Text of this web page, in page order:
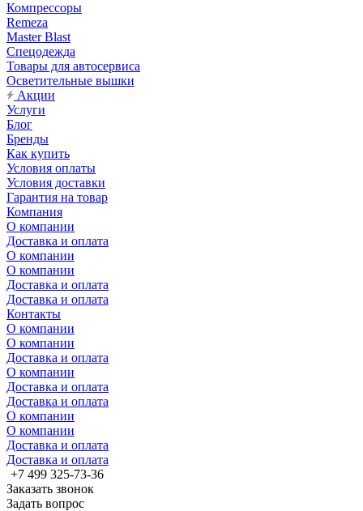
Компрессоры
Remeza
Master Blast
Спецодежда
Товары для автосервиса
Осветительные вышки
Акции
Услуги
Блог
Бренды
Как купить
Условия оплаты
Условия доставки
Гарантия на товар
Компания
О компании
Доставка и оплата
О компании
О компании
Доставка и оплата
Доставка и оплата
Контакты
О компании
О компании
Доставка и оплата
О компании
Доставка и оплата
Доставка и оплата
О компании
О компании
Доставка и оплата
Доставка и оплата
+7 499 325-73-36
Заказать звонок
Задать вопрос